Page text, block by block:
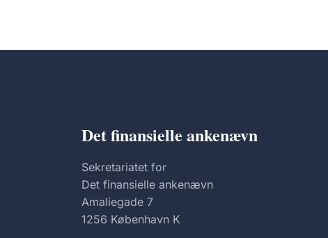
Det finansielle ankenævn
Sekretariatet for
Det finansielle ankenævn
Amaliegade 7
1256 København K